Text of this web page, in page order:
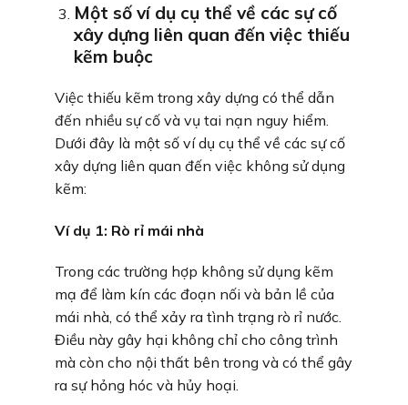
Một số ví dụ cụ thể về các sự cố
xây dựng liên quan đến việc thiếu
kẽm buộc
Việc thiếu kẽm trong xây dựng có thể dẫn
đến nhiều sự cố và vụ tai nạn nguy hiểm.
Dưới đây là một số ví dụ cụ thể về các sự cố
xây dựng liên quan đến việc không sử dụng
kẽm:
Ví dụ 1: Rò rỉ mái nhà
Trong các trường hợp không sử dụng kẽm
mạ để làm kín các đoạn nối và bản lề của
mái nhà, có thể xảy ra tình trạng rò rỉ nước.
Điều này gây hại không chỉ cho công trình
mà còn cho nội thất bên trong và có thể gây
ra sự hỏng hóc và hủy hoại.